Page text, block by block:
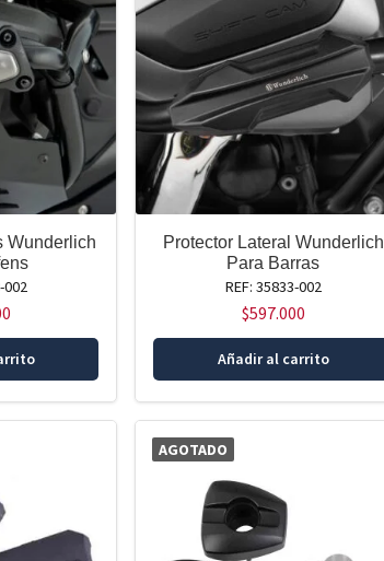
Wunderlich
002
Protector Lateral Wunderlich
Para Barras
REF: 35833-002
$597.000
Añadir al carrito
AGOTADO